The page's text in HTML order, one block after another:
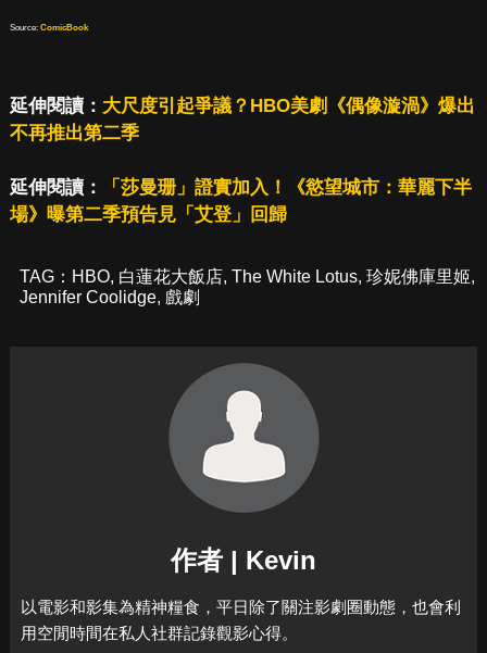
Source: ComicBook
延伸閱讀： 大尺度引起爭議？HBO美劇《偶像漩渦》爆出
不再推出第二季
延伸閱讀：
「莎曼珊」證實加入！《慾望城市：華麗下半
場》曝第二季預告見「艾登」回歸
TAG： HBO, 白蓮花大飯店, The White Lotus, 珍妮佛庫里姬,
Jennifer Coolidge, 戲劇
作者 | Kevin
以電影和影集為精神糧食，平日除了關注影劇圈動態，也會利
用空閒時間在私人社群記錄觀影心得。